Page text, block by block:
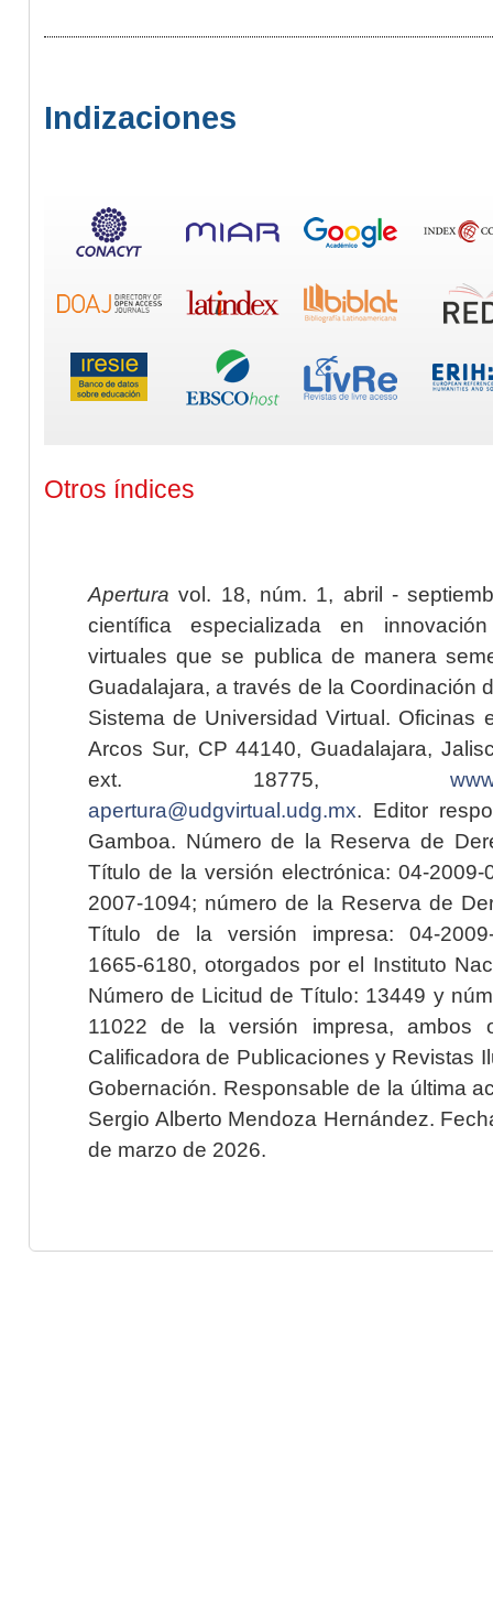
Indizaciones
Otros índices
Apertura vol. 18, núm. 1, abril -
científica especializada en
virtuales que se publica de manera
Guadalajara, a través de la Coordinación
Sistema de Universidad Virtual. Oficinas
Arcos Sur, CP 44140, Guadalajara,
ext. 18775,
apertura@udgvirtual.udg.mx. Editor
Gamboa. Número de la Reserva de
Título de la versión electrónica: 04-2009-
2007-1094; número de la Reserva de
Título de la versión impresa: 04-2009-
1665-6180, otorgados por el Instituto
Número de Licitud de Título: 13449 y
11022 de la versión impresa, ambos
Calificadora de Publicaciones y Revistas
Gobernación. Responsable de la última
Sergio Alberto Mendoza Hernández.
de marzo de 2026.